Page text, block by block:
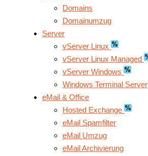
Domains
Domainumzug
Server
vServer Linux
vServer Linux Managed
vServer Windows
Windows Terminal Server
eMail & Office
Hosted Exchange
eMail Spamfilter
eMail Umzug
eMail Archivierung